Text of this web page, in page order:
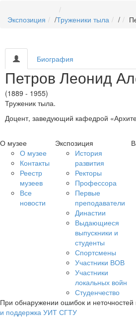
Экспозиция /Труженики тыла /
Биография
Петров Леонид
(1889 - 1955)
Труженик тыла.
Доцент, заведующий кафедрой
О музее
О музее
Контакты
Реестр
музеев
Все
новости
Экспозиция
История
развития
Ректоры
Профессора
Первые
преподаватели
Династии
Выдающиеся
выпускники и
студенты
Спортсмены
Участники ВОВ
Участники
локальных войн
Студенчество
При обнаружении ошибок и
и поддержка УИТ СГТУ